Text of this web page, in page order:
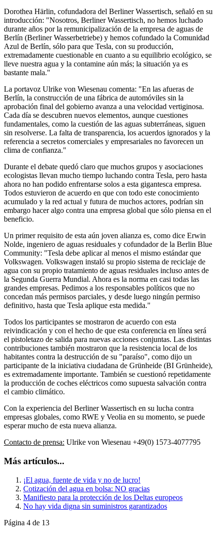
Dorothea Härlin, cofundadora del Berliner Wassertisch, señaló en su
introducción: "Nosotros, Berliner Wassertisch, no hemos luchado
durante años por la remunicipalización de la empresa de aguas de
Berlín (Berliner Wasserbetriebe) y hemos cofundado la Comunidad
Azul de Berlín, sólo para que Tesla, con su producción,
extremadamente cuestionable en cuanto a su equilibrio ecológico, se
lleve nuestra agua y la contamine aún más; la situación ya es
bastante mala."
La portavoz Ulrike von Wiesenau comenta: "En las afueras de
Berlín, la construcción de una fábrica de automóviles sin la
aprobación final del gobierno avanza a una velocidad vertiginosa.
Cada día se descubren nuevos elementos, aunque cuestiones
fundamentales, como la cuestión de las aguas subterráneas, siguen
sin resolverse. La falta de transparencia, los acuerdos ignorados y la
referencia a secretos comerciales y empresariales no favorecen un
clima de confianza."
Durante el debate quedó claro que muchos grupos y asociaciones
ecologistas llevan mucho tiempo luchando contra Tesla, pero hasta
ahora no han podido enfrentarse solos a esta gigantesca empresa.
Todos estuvieron de acuerdo en que con todo este conocimiento
acumulado y la red actual y futura de muchos actores, podrían sin
embargo hacer algo contra una empresa global que sólo piensa en el
beneficio.
Un primer requisito de esta aún joven alianza es, como dice Erwin
Nolde, ingeniero de aguas residuales y cofundador de la Berlin Blue
Community: "Tesla debe aplicar al menos el mismo estándar que
Volkswagen. Volkswagen instaló su propio sistema de reciclaje de
agua con su propio tratamiento de aguas residuales incluso antes de
la Segunda Guerra Mundial. Ahora es la norma en casi todas las
grandes empresas. Pedimos a los responsables políticos que no
concedan más permisos parciales, y desde luego ningún permiso
definitivo, hasta que Tesla aplique esta medida."
Todos los participantes se mostraron de acuerdo con esta
reivindicación y con el hecho de que esta conferencia en línea será
el pistoletazo de salida para nuevas acciones conjuntas. Las distintas
contribuciones también mostraron que la resistencia local de los
habitantes contra la destrucción de su "paraíso", como dijo un
participante de la iniciativa ciudadana de Grünheide (BI Grünheide),
es extremadamente importante. También se cuestionó repetidamente
la producción de coches eléctricos como supuesta salvación contra
el cambio climático.
Con la experiencia del Berliner Wassertisch en su lucha contra
empresas globales, como RWE y Veolia en su momento, se puede
esperar mucho de esta nueva alianza.
Contacto de prensa: Ulrike von Wiesenau +49(0) 1573-4077795
Más artículos...
¡El agua, fuente de vida y no de lucro!
Cotización del agua en bolsa: NO gracias
Manifiesto para la protección de los Deltas europeos
No hay vida digna sin suministros garantizados
Página 4 de 13